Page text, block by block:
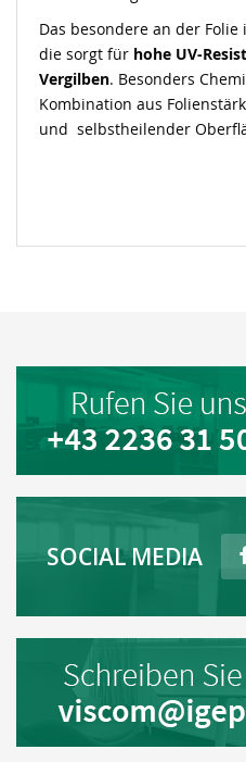
Das besondere an der Folie
die sorgt für hohe UV-
Vergilben. Besonders
Kombination aus
und selbstheilender
SOCIAL MEDIA